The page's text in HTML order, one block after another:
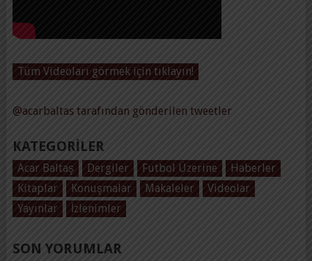
Tüm Videoları görmek için tıklayın!
@acarbaltas tarafından gönderilen tweetler
KATEGORILER
Acar Baltaş Dergiler Futbol Üzerine
Haberler
Kitaplar
Konuşmalar Makaleler
Videolar
Yayınlar
İzlenimler
SON YORUMLAR